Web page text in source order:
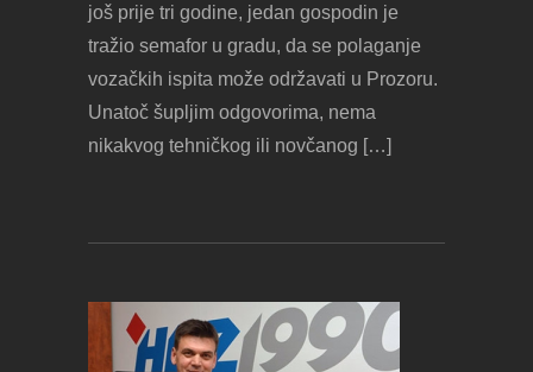
još prije tri godine, jedan gospodin je
tražio semafor u gradu, da se polaganje
vozačkih ispita može održavati u Prozoru.
Unatoč šupljim odgovorima, nema
nikakvog tehničkog ili novčanog […]